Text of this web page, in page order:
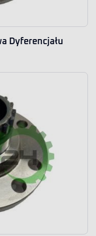
Dyferencjału